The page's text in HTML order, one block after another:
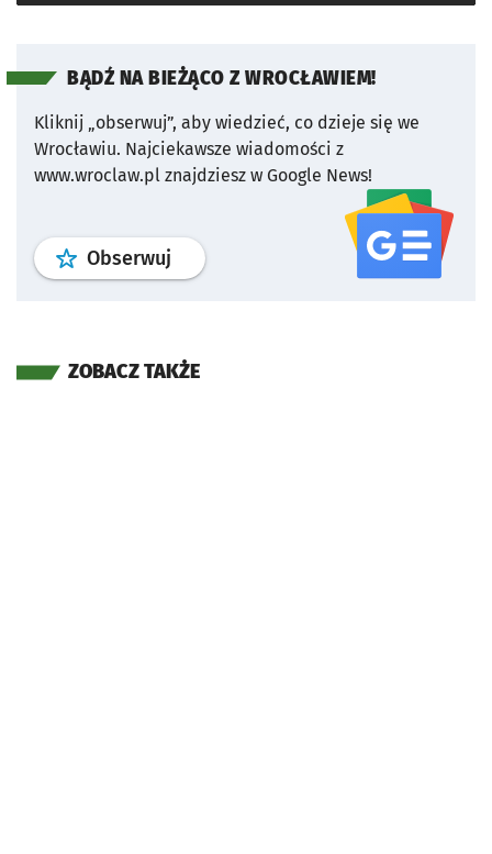
BĄDŹ NA BIEŻĄCO Z WROCŁAWIEM!
Kliknij „obserwuj”, aby wiedzieć, co dzieje się we
Wrocławiu. Najciekawsze wiadomości z
www.wroclaw.pl znajdziesz w Google News!
Obserwuj profil serwisu
ZOBACZ TAKŻE